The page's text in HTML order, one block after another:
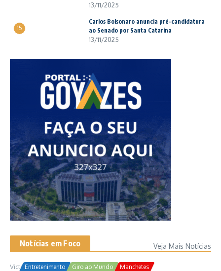
13/11/2025
15
Carlos Bolsonaro anuncia pré-candidatura
ao Senado por Santa Catarina
13/11/2025
Notícias em Foco Veja Mais Notícias
Entretenimento Giro ao Mundo Manchetes
Victor Samuel 24/10/2025